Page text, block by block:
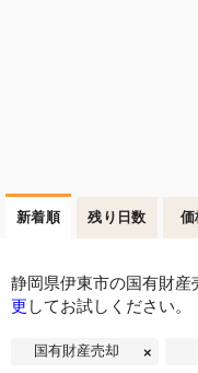
新着順 残り日数 価
静岡県伊東市の国有財産
更 してお試しください。
国有財産売却